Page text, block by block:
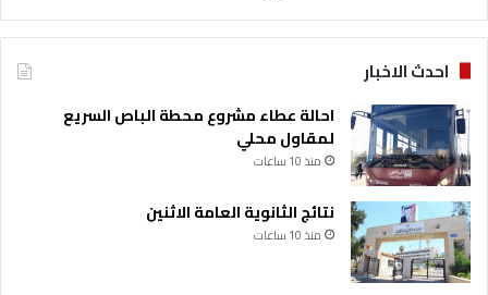
احدث الاخبار
احالة عطاء مشروع محطة الباص السريع
لمقاول محلي
منذ 10 ساعات
نتائج الثانوية العامة الاثنين
منذ 10 ساعات